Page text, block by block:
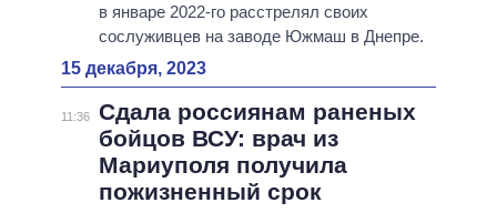
в январе 2022-го расстрелял своих
сослуживцев на заводе Южмаш в Днепре.
15 декабря, 2023
11:36
Сдала россиянам раненых
бойцов ВСУ: врач из
Мариуполя получила
пожизненный срок